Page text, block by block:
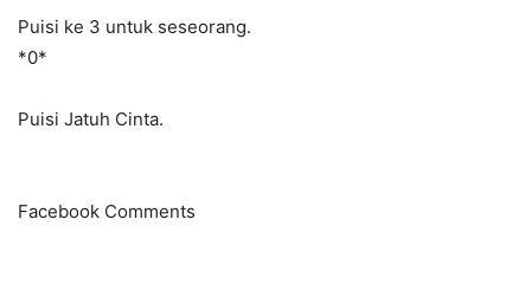
Puisi ke 3 untuk seseorang.
*0*
Puisi Jatuh Cinta.
Facebook Comments